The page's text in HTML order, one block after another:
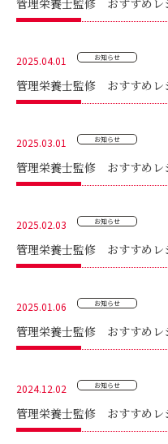
管理栄養士監修 おすすめレ
2025.04.01 お知らせ
管理栄養士監修 おすすめレ
2025.03.01 お知らせ
管理栄養士監修 おすすめレ
2025.02.03 お知らせ
管理栄養士監修 おすすめレ
2025.01.06 お知らせ
管理栄養士監修 おすすめレ
2024.12.02 お知らせ
管理栄養士監修 おすすめレ